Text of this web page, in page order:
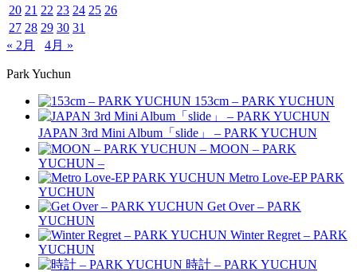
20 21 22 23 24 25 26
27 28 29 30 31
« 2月
4月 »
Park Yuchun
153cm – PARK YUCHUN
JAPAN 3rd Mini Album「slide」 – PARK YUCHUN
MOON – PARK
YUCHUN –
Metro Love-EP PARK
YUCHUN
Get Over – PARK
YUCHUN
Winter Regret – PARK
YUCHUN
時計 – PARK YUCHUN